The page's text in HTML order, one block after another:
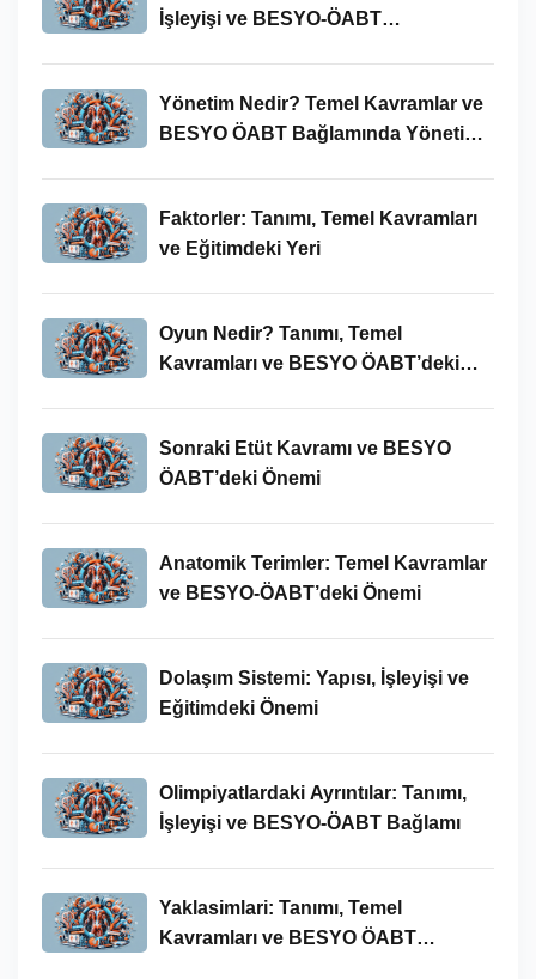
İşleyişi ve BESYO-ÖABT
Yönetim Nedir? Temel Kavramlar ve
BESYO ÖABT Bağlamında Yönetim
Faktorler: Tanımı, Temel Kavramları
ve Eğitimdeki Yeri
Oyun Nedir? Tanımı, Temel
Kavramları ve BESYO ÖABT’deki
Sonraki Etüt Kavramı ve BESYO
ÖABT’deki Önemi
Anatomik Terimler: Temel Kavramlar
ve BESYO-ÖABT’deki Önemi
Dolaşım Sistemi: Yapısı, İşleyişi ve
Eğitimdeki Önemi
Olimpiyatlardaki Ayrıntılar: Tanımı,
İşleyişi ve BESYO-ÖABT Bağlamı
Yaklasimlari: Tanımı, Temel
Kavramları ve BESYO ÖABT